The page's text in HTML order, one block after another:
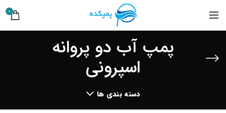
0
پمپ آب دو پروانه
اسپرونی
دسته بندی ها